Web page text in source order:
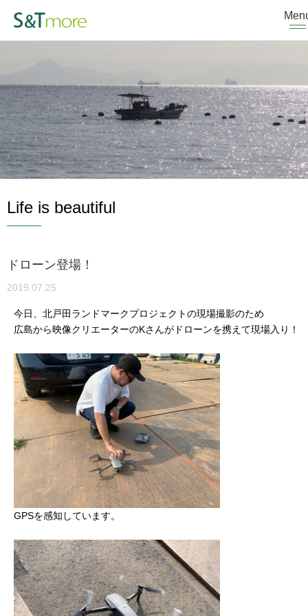
Life is beautiful
ドローン登場！
2019.07.25
今日、北戸田ランドマークプロジェクトの現場撮影のため
広島から映像クリエーターのKさんがドローンを携えて現場入り！
GPSを感知しています。